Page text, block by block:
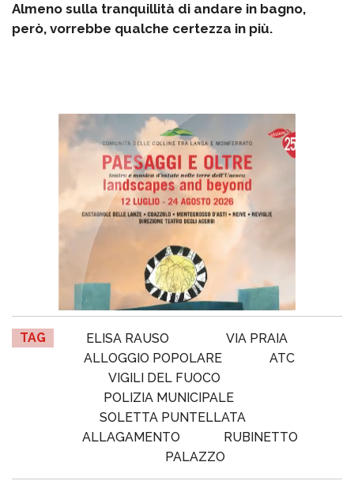
Almeno sulla tranquillità di andare in bagno,
però, vorrebbe qualche certezza in più.
TAG ELISA RAUSO
VIA PRAIA
ALLOGGIO POPOLARE
ATC
VIGILI DEL FUOCO
POLIZIA MUNICIPALE
SOLETTA PUNTELLATA
ALLAGAMENTO
RUBINETTO
PALAZZO